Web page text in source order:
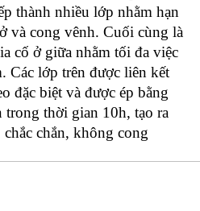
thành nhiều lớp nhằm hạn
và cong vênh. Cuối cùng là
cố ở giữa nhằm tối đa việc
Các lớp trên được liên kết
đặc biệt và được ép bằng
trong thời gian 10h, tạo ra
chắn, không cong